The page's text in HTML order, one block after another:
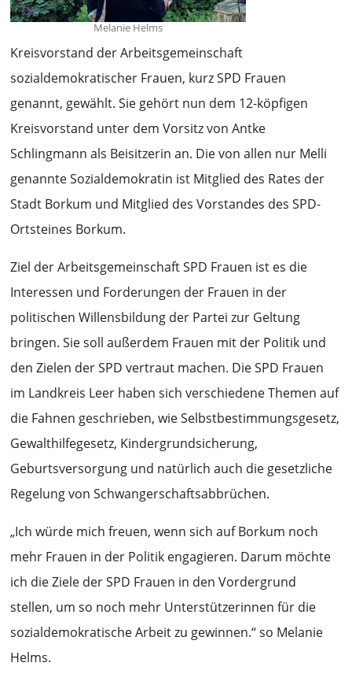
Melanie Helms
Kreisvorstand der Arbeitsgemeinschaft
sozialdemokratischer Frauen, kurz SPD Frauen
genannt, gewählt. Sie gehört nun dem 12-köpfigen
Kreisvorstand unter dem Vorsitz von Antke
Schlingmann als Beisitzerin an. Die von allen nur Melli
genannte Sozialdemokratin ist Mitglied des Rates der
Stadt Borkum und Mitglied des Vorstandes des SPD-
Ortsteines Borkum.
Ziel der Arbeitsgemeinschaft SPD Frauen ist es die
Interessen und Forderungen der Frauen in der
politischen Willensbildung der Partei zur Geltung
bringen. Sie soll außerdem Frauen mit der Politik und
den Zielen der SPD vertraut machen. Die SPD Frauen
im Landkreis Leer haben sich verschiedene Themen auf
die Fahnen geschrieben, wie Selbstbestimmungsgesetz,
Gewalthilfegesetz, Kindergrundsicherung,
Geburtsversorgung und natürlich auch die gesetzliche
Regelung von Schwangerschaftsabbrüchen.
„Ich würde mich freuen, wenn sich auf Borkum noch
mehr Frauen in der Politik engagieren. Darum möchte
ich die Ziele der SPD Frauen in den Vordergrund
stellen, um so noch mehr Unterstützerinnen für die
sozialdemokratische Arbeit zu gewinnen.“ so Melanie
Helms.